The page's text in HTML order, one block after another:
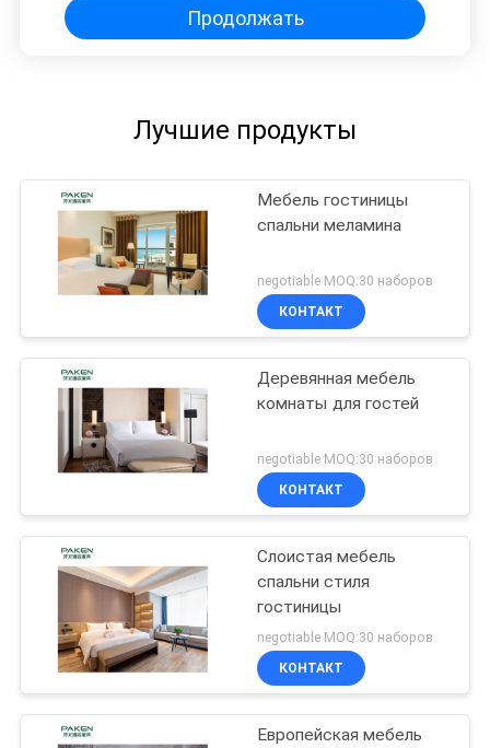
Продолжать
Лучшие продукты
Мебель гостиницы
спальни меламина
negotiable MOQ:30 наборов
КОНТАКТ
Деревянная мебель
комнаты для гостей
negotiable MOQ:30 наборов
КОНТАКТ
Слоистая мебель
спальни стиля
гостиницы
negotiable MOQ:30 наборов
КОНТАКТ
Европейская мебель